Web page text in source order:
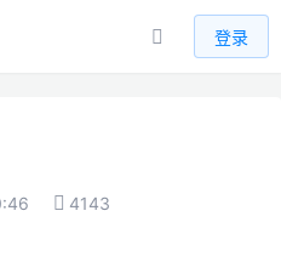
登录
4143